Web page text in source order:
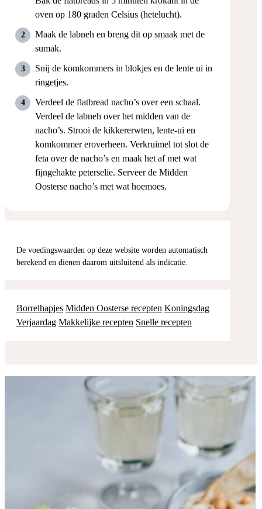
oven op 180 graden Celsius (hetelucht).
Maak de labneh en breng dit op smaak met de
sumak.
Snij de komkommers in blokjes en de lente ui in
ringetjes.
Verdeel de flatbread nacho’s over een schaal.
Verdeel de labneh over het midden van de
nacho’s. Strooi de kikkererwten, lente-ui en
komkommer eroverheen. Verkruimel tot slot de
feta over de nacho’s en maak het af met wat
fijngehakte peterselie. Serveer de Midden
Oosterse nacho’s met wat hoemoes.
De voedingswaarden op deze website worden automatisch
berekend en dienen daarom uitsluitend als indicatie.
Borrelhapjes Midden Oosterse recepten Koningsdag
Verjaardag Makkelijke recepten Snelle recepten